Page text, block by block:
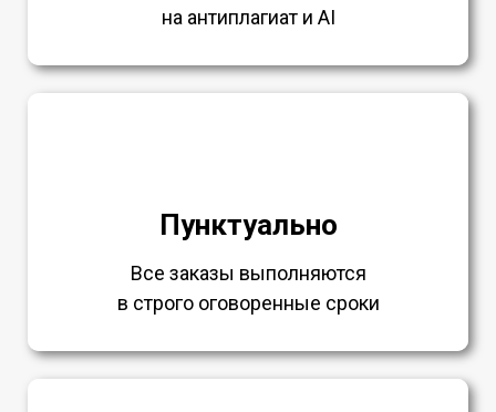
на антиплагиат и AI
Пунктуально
Все заказы выполняются
в строго оговоренные сроки